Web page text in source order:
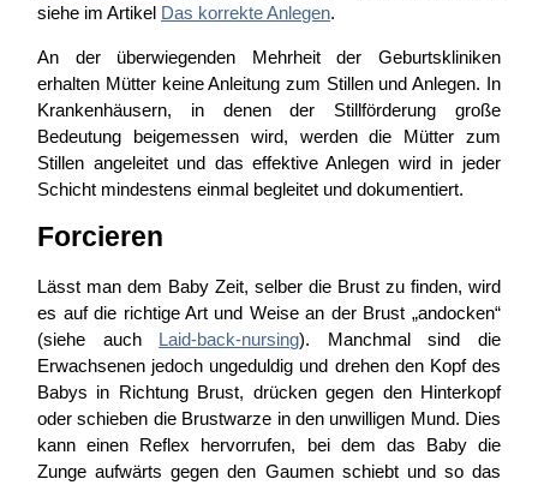
siehe im Artikel Das korrekte Anlegen.
An der überwiegenden Mehrheit der Geburtskliniken
erhalten Mütter keine Anleitung zum Stillen und Anlegen. In
Krankenhäusern, in denen der Stillförderung große
Bedeutung beigemessen wird, werden die Mütter zum
Stillen angeleitet und das effektive Anlegen wird in jeder
Schicht mindestens einmal begleitet und dokumentiert.
Forcieren
Lässt man dem Baby Zeit, selber die Brust zu finden, wird
es auf die richtige Art und Weise an der Brust „andocken“
(siehe auch Laid-back-nursing). Manchmal sind die
Erwachsenen jedoch ungeduldig und drehen den Kopf des
Babys in Richtung Brust, drücken gegen den Hinterkopf
oder schieben die Brustwarze in den unwilligen Mund. Dies
kann einen Reflex hervorrufen, bei dem das Baby die
Zunge aufwärts gegen den Gaumen schiebt und so das